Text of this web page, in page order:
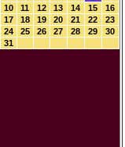
10
11 12 13 14 15
16
17
18 19 20 21 22
23
24
25 26 27 28 29
30
31